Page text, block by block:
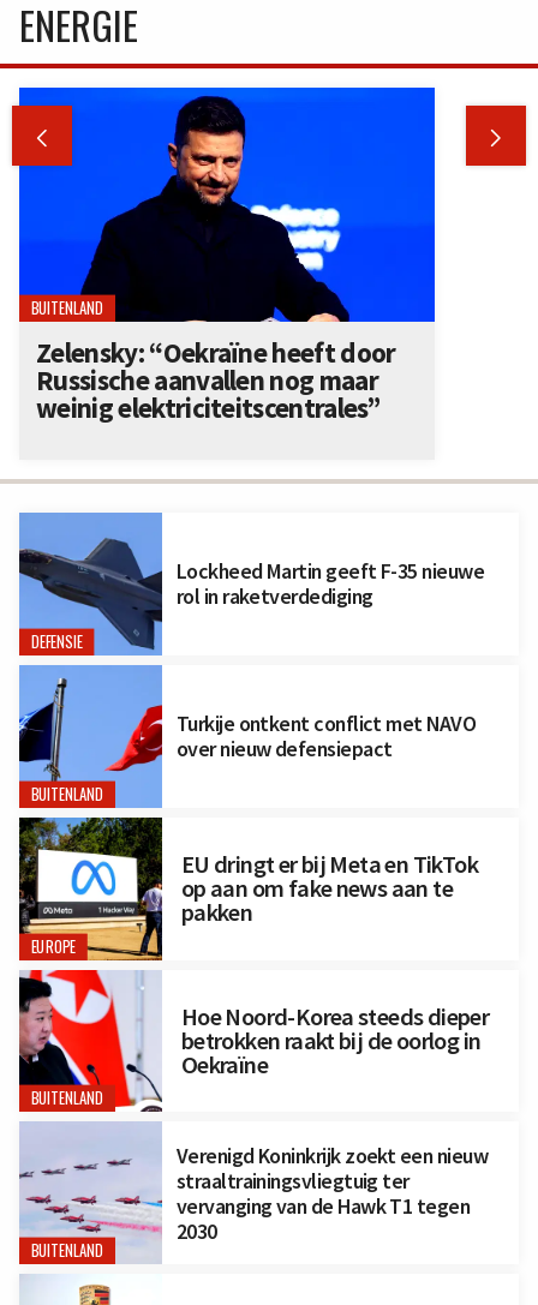
DEFENSIE
Lockheed Martin geeft F-35 nieuwe
rol in raketverdediging
BUITENLAND
Turkije ontkent conflict met NAVO
over nieuw defensiepact
EUROPE
EU dringt er bij Meta en TikTok
op aan om fake news aan te
pakken
BUITENLAND
Hoe Noord-Korea steeds dieper
betrokken raakt bij de oorlog in
Oekraïne
BUITENLAND
Verenigd Koninkrijk zoekt een nieuw
straaltrainingsvliegtuig ter
vervanging van de Hawk T1 tegen
2030
ENERGIE
 
BUITENLAND
Zelensky: “Oekraïne heeft door
Russische aanvallen nog maar
weinig elektriciteitscentrales”